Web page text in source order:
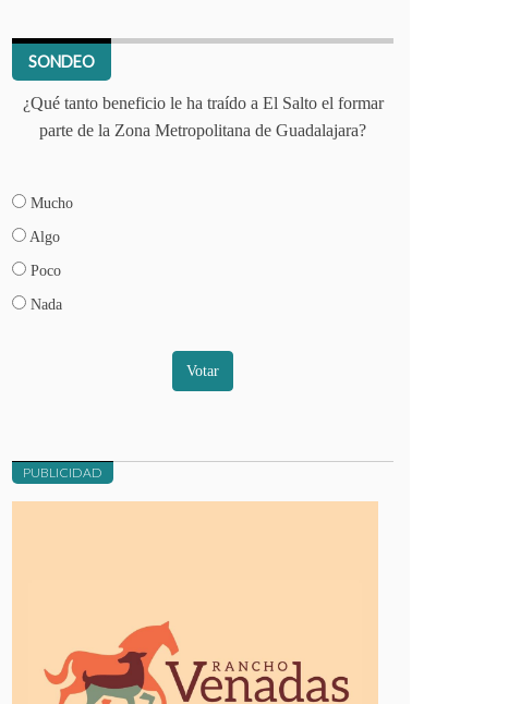
SONDEO
¿Qué tanto beneficio le ha traído a El Salto el formar
parte de la Zona Metropolitana de Guadalajara?
Mucho
Algo
Poco
Nada
Votar
PUBLICIDAD